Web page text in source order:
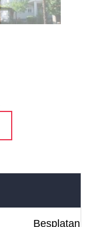
Besplatan